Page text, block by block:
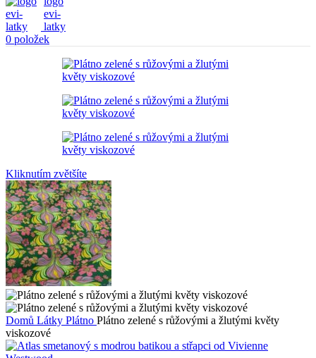
0 položek
Kliknutím zvětšíte
Domů Látky Plátno Plátno zelené s růžovými a žlutými květy
viskozové